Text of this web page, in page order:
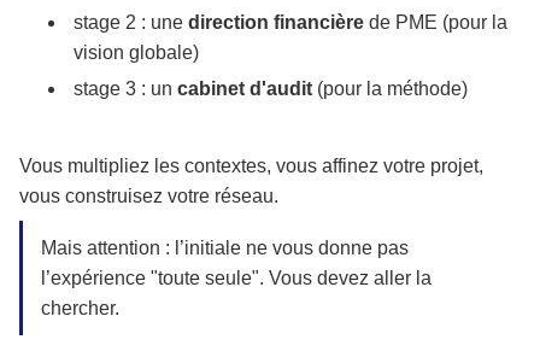
stage 2 : une direction financière de PME (pour la
vision globale)
stage 3 : un cabinet d'audit (pour la méthode)
Vous multipliez les contextes, vous affinez votre projet,
vous construisez votre réseau.
Mais attention : l’initiale ne vous donne pas
l’expérience "toute seule". Vous devez aller la
chercher.